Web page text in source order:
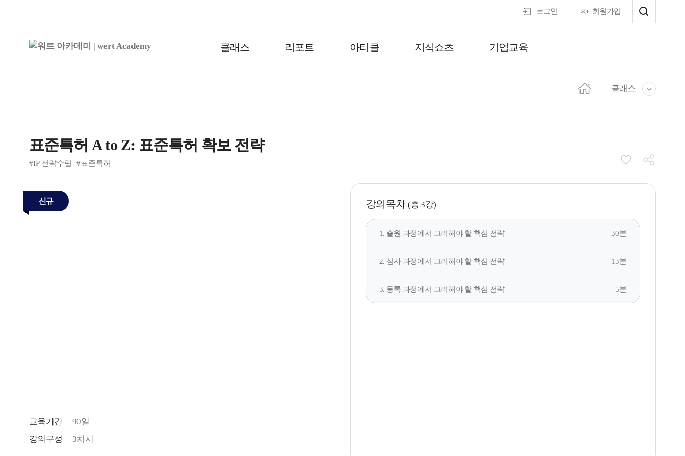
로그인 회원가입
클래스 리포트 아티클 지식쇼츠 기업교육
클래스
표준특허 A to Z: 표준특허 확보 전략
#IP 전략수립 #표준특허
신규
교육기간
90일
강의구성
3차시
강의목차 (총 3강)
1. 출원 과정에서 고려해야 할 핵심 전략 30분
2. 심사 과정에서 고려해야 할 핵심 전략 13분
3. 등록 과정에서 고려해야 할 핵심 전략 5분